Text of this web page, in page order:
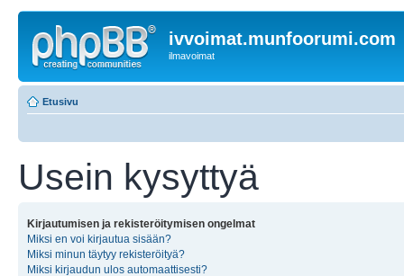
ivvoimat.munfoorumi.com
ilmavoimat
Etusivu
Usein kysyttyä
Kirjautumisen ja rekisteröitymisen ongelmat
Miksi en voi kirjautua sisään?
Miksi minun täytyy rekisteröityä?
Miksi kirjaudun ulos automaattisesti?